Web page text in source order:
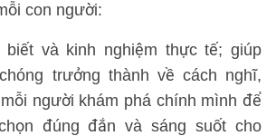
con người:
và kinh nghiệm thực tế; giúp
trưởng thành về cách nghĩ,
người khám phá chính mình để
đúng đắn và sáng suốt cho